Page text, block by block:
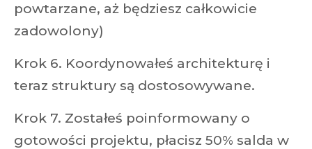
powtarzane, aż będziesz całkowicie
zadowolony)
Krok 6. Koordynowałeś architekturę i
teraz struktury są dostosowywane.
Krok 7. Zostałeś poinformowany o
gotowości projektu, płacisz 50% salda w